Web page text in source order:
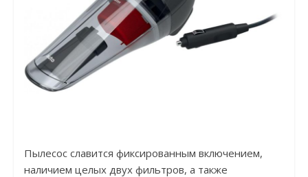
Пылесос славится фиксированным включением,
наличием целых двух фильтров, а также